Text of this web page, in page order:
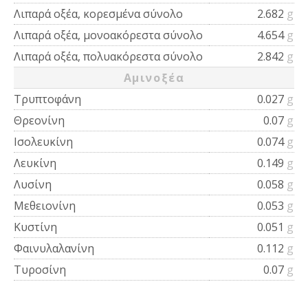
Λιπαρά οξέα, κορεσμένα σύνολο
2.682 g
Λιπαρά οξέα, μονοακόρεστα σύνολο
4.654 g
Λιπαρά οξέα, πολυακόρεστα σύνολο
2.842 g
Αμινοξέα
Τρυπτοφάνη
0.027 g
Θρεονίνη
0.07 g
Ισολευκίνη
0.074 g
Λευκίνη
0.149 g
Λυσίνη
0.058 g
Μεθειονίνη
0.053 g
Κυστίνη
0.051 g
Φαινυλαλανίνη
0.112 g
Τυροσίνη
0.07 g